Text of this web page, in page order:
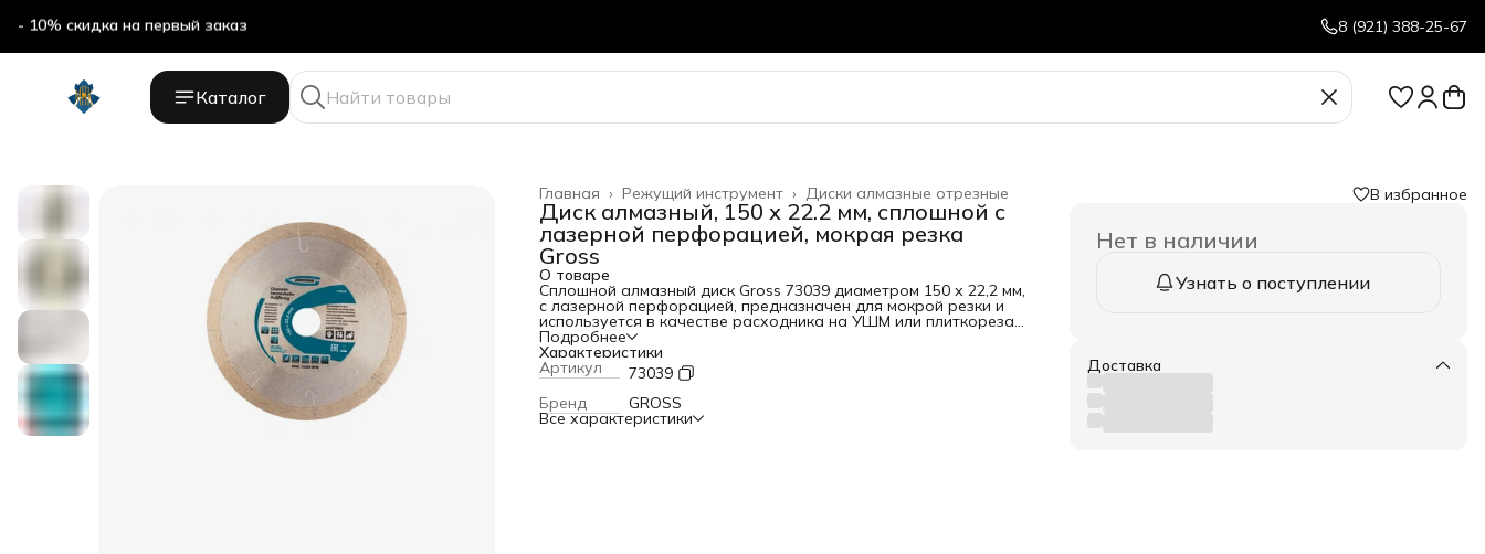
- 10% скидка на первый заказ 8 (921) 388-25-67
Каталог
Диски алмазные отрезные
Режущий инструмент ›
Главная ›
Диск алмазный, 150 х 22.2 мм, сплошной c
лазерной перфорацией, мокрая резка
Gross
О товаре
Сплошной алмазный диск Gross 73039 диаметром 150 х 22,2 мм,
с лазерной перфорацией, предназначен для мокрой резки и
используется в качестве расходника на УШМ или плиткорезах
с посадочным размером 22,2 мм. Металлическая связка с
оптимальным соотношением серебра, кобальта и других
качественных компонентов позволяет работать с гранитом,
керамикой, керамогранитом, мрамором, натуральным и
искусственным камнем. Метод мокрой резки подразумевает
использование водяного охлаждения, что способствует
снижению перегрева и эффективному отводу пыли.
Подробнее
Характеристики
Артикул
73039
Бренд
GROSS
Все характеристики
В избранное
Нет в наличии
Узнать о поступлении
Доставка